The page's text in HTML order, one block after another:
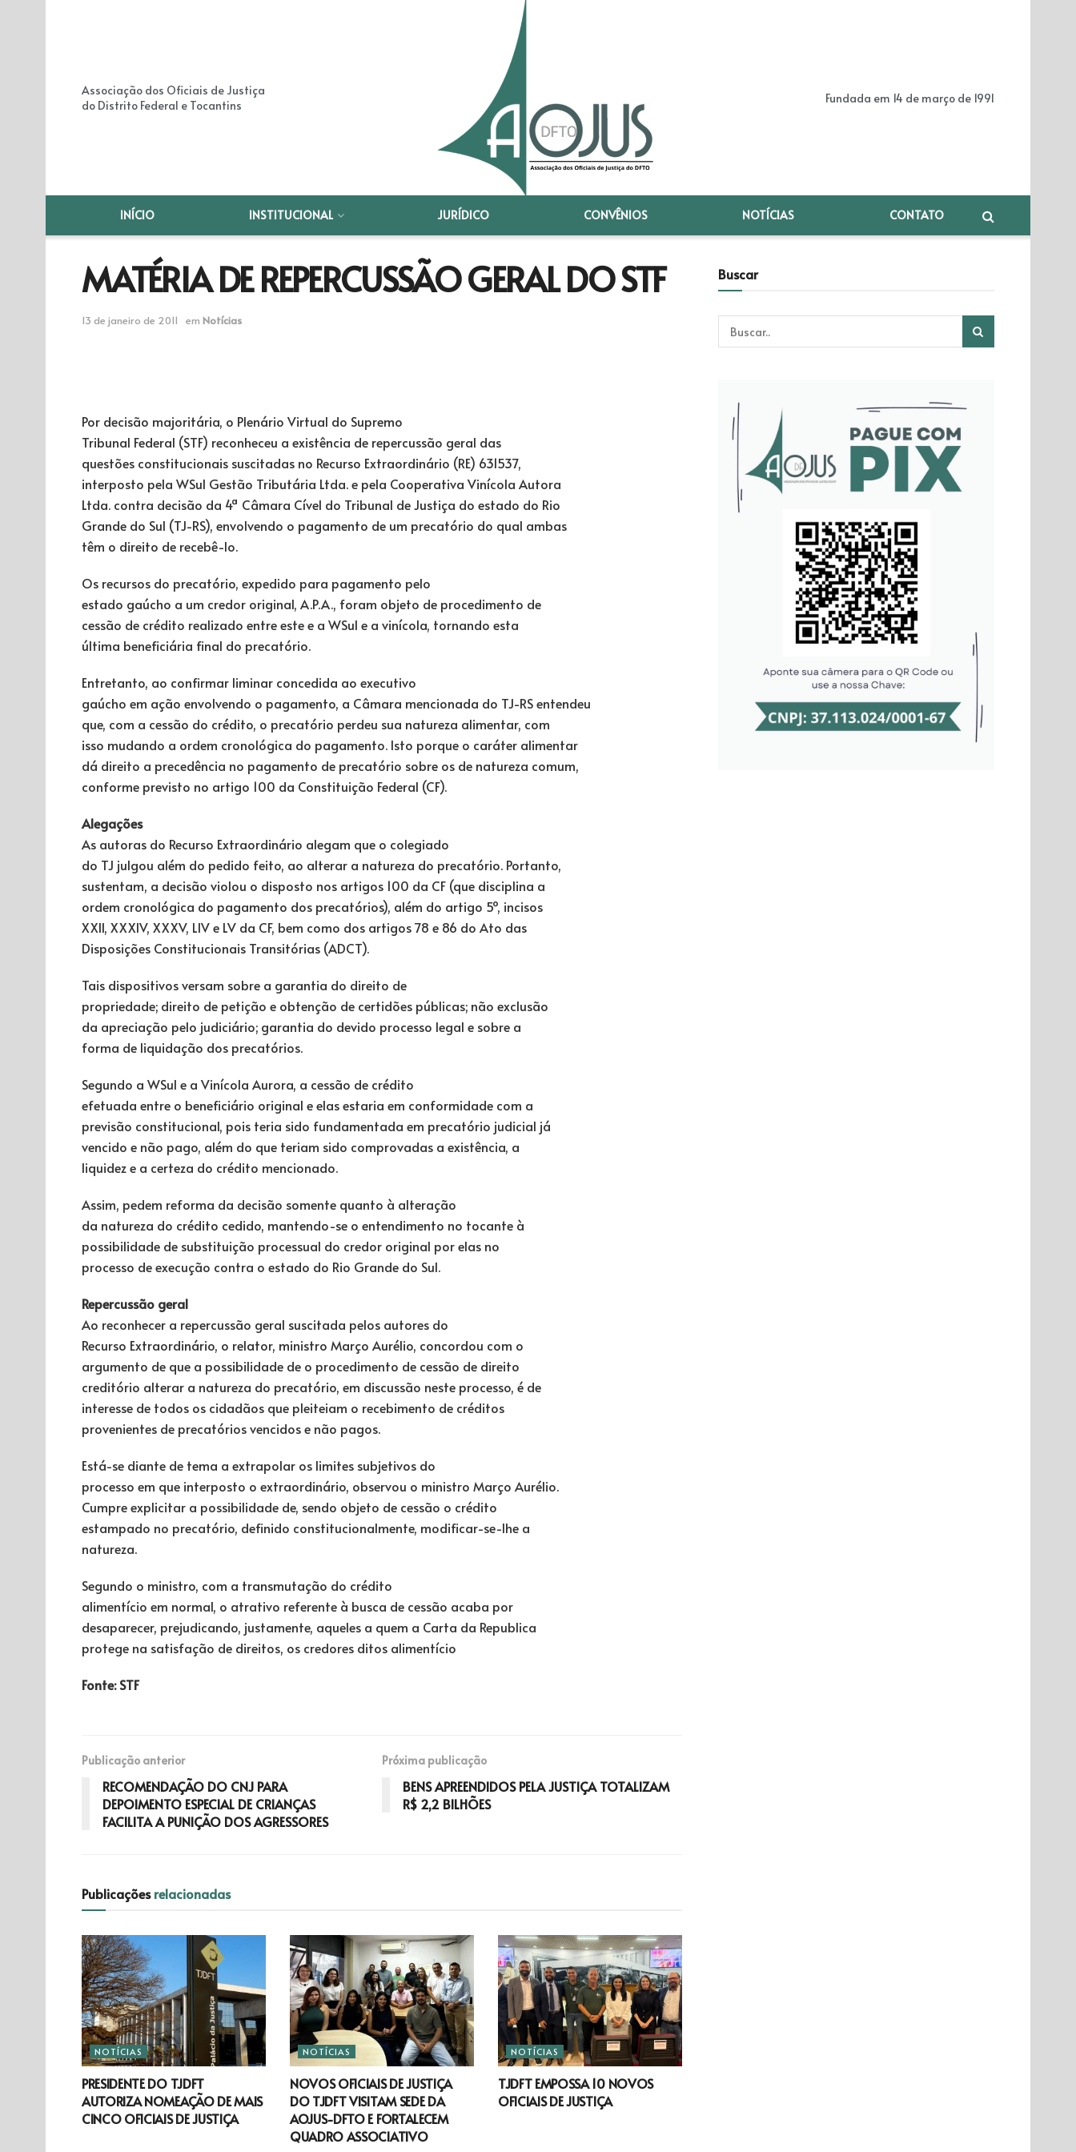
Associação dos Oficiais de Justiça
do Distrito Federal e Tocantins
Fundada em 14 de março de 1991
INÍCIO INSTITUCIONAL JURÍDICO CONVÊNIOS NOTÍCIAS CONTATO
MATÉRIA DE REPERCUSSÃO GERAL DO STF
13 de janeiro de 2011 em Notícias
Por decisão majoritária, o Plenário Virtual do Supremo
Tribunal Federal (STF) reconheceu a existência de repercussão geral das
questões constitucionais suscitadas no Recurso Extraordinário (RE) 631537,
interposto pela WSul Gestão Tributária Ltda. e pela Cooperativa Vinícola Autora
Ltda. contra decisão da 4ª Câmara Cível do Tribunal de Justiça do estado do Rio
Grande do Sul (TJ-RS), envolvendo o pagamento de um precatório do qual ambas
têm o direito de recebê-lo.
Os recursos do precatório, expedido para pagamento pelo
estado gaúcho a um credor original, A.P.A., foram objeto de procedimento de
cessão de crédito realizado entre este e a WSul e a vinícola, tornando esta
última beneficiária final do precatório.
Entretanto, ao confirmar liminar concedida ao executivo
gaúcho em ação envolvendo o pagamento, a Câmara mencionada do TJ-RS entendeu
que, com a cessão do crédito, o precatório perdeu sua natureza alimentar, com
isso mudando a ordem cronológica do pagamento. Isto porque o caráter alimentar
dá direito a precedência no pagamento de precatório sobre os de natureza comum,
conforme previsto no artigo 100 da Constituição Federal (CF).
Alegações
As autoras do Recurso Extraordinário alegam que o colegiado
do TJ julgou além do pedido feito, ao alterar a natureza do precatório. Portanto,
sustentam, a decisão violou o disposto nos artigos 100 da CF (que disciplina a
ordem cronológica do pagamento dos precatórios), além do artigo 5º, incisos
XXII, XXXIV, XXXV, LIV e LV da CF, bem como dos artigos 78 e 86 do Ato das
Disposições Constitucionais Transitórias (ADCT).
Tais dispositivos versam sobre a garantia do direito de
propriedade; direito de petição e obtenção de certidões públicas; não exclusão
da apreciação pelo judiciário; garantia do devido processo legal e sobre a
forma de liquidação dos precatórios.
Segundo a WSul e a Vinícola Aurora, a cessão de crédito
efetuada entre o beneficiário original e elas estaria em conformidade com a
previsão constitucional, pois teria sido fundamentada em precatório judicial já
vencido e não pago, além do que teriam sido comprovadas a existência, a
liquidez e a certeza do crédito mencionado.
Assim, pedem reforma da decisão somente quanto à alteração
da natureza do crédito cedido, mantendo-se o entendimento no tocante à
possibilidade de substituição processual do credor original por elas no
processo de execução contra o estado do Rio Grande do Sul.
Repercussão geral
Ao reconhecer a repercussão geral suscitada pelos autores do
Recurso Extraordinário, o relator, ministro Março Aurélio, concordou com o
argumento de que a possibilidade de o procedimento de cessão de direito
creditório alterar a natureza do precatório, em discussão neste processo, é de
interesse de todos os cidadãos que pleiteiam o recebimento de créditos
provenientes de precatórios vencidos e não pagos.
Está-se diante de tema a extrapolar os limites subjetivos do
processo em que interposto o extraordinário, observou o ministro Março Aurélio.
Cumpre explicitar a possibilidade de, sendo objeto de cessão o crédito
estampado no precatório, definido constitucionalmente, modificar-se-lhe a
natureza.
Segundo o ministro, com a transmutação do crédito
alimentício em normal, o atrativo referente à busca de cessão acaba por
desaparecer, prejudicando, justamente, aqueles a quem a Carta da Republica
protege na satisfação de direitos, os credores ditos alimentício
Fonte: STF
Publicação anterior
RECOMENDAÇÃO DO CNJ PARA
DEPOIMENTO ESPECIAL DE CRIANÇAS
FACILITA A PUNIÇÃO DOS AGRESSORES
Próxima publicação
BENS APREENDIDOS PELA JUSTIÇA TOTALIZAM
R$ 2,2 BILHÕES
Publicaçõesrelacionadas
NOTÍCIAS
PRESIDENTE DO TJDFT
AUTORIZA NOMEAÇÃO DE MAIS
CINCO OFICIAIS DE JUSTIÇA
NOTÍCIAS
NOVOS OFICIAIS DE JUSTIÇA
DO TJDFT VISITAM SEDE DA
AOJUS-DFTO E FORTALECEM
QUADRO ASSOCIATIVO
NOTÍCIAS
TJDFT EMPOSSA 10 NOVOS
OFICIAIS DE JUSTIÇA
Buscar